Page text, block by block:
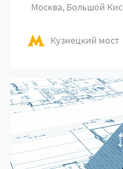
Москва, Большой
Кузнецкий мост